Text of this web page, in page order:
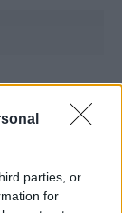
parties, or
for